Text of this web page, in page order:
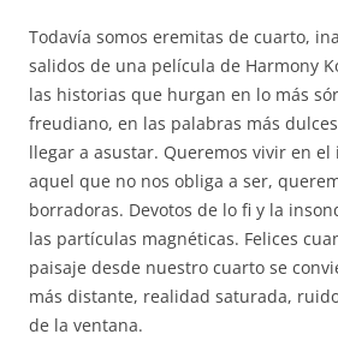
Todavía somos eremitas de cuarto,
salidos de una película de Harmony
las historias que hurgan en lo más
freudiano, en las palabras más
llegar a asustar. Queremos vivir en el
aquel que no nos obliga a ser,
borradoras. Devotos de lo fi y la
las partículas magnéticas. Felices
paisaje desde nuestro cuarto se
más distante, realidad saturada,
de la ventana.